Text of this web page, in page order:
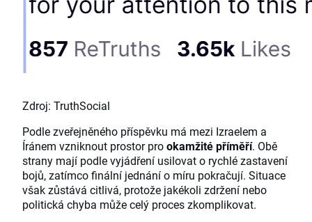
Zdroj: TruthSocial
Podle zveřejněného příspěvku má mezi Izraelem a
Íránem vzniknout prostor prookamžité příměří. Obě
strany mají podle vyjádření usilovat o rychlé zastavení
bojů, zatímco finální jednání o míru pokračují. Situace
však zůstává citlivá, protože jakékoli zdržení nebo
politická chyba může celý proces zkomplikovat.